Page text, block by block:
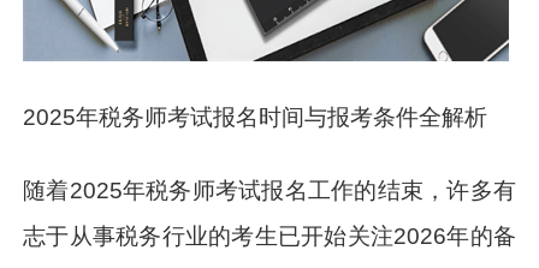
2025年税务师考试报名时间与报考条件全解析
随着2025年税务师考试报名工作的结束，许多有
志于从事税务行业的考生已开始关注2026年的备